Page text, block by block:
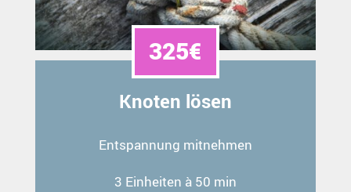
325€
Knoten lösen
Entspannung mitnehmen
3 Einheiten à 50 min